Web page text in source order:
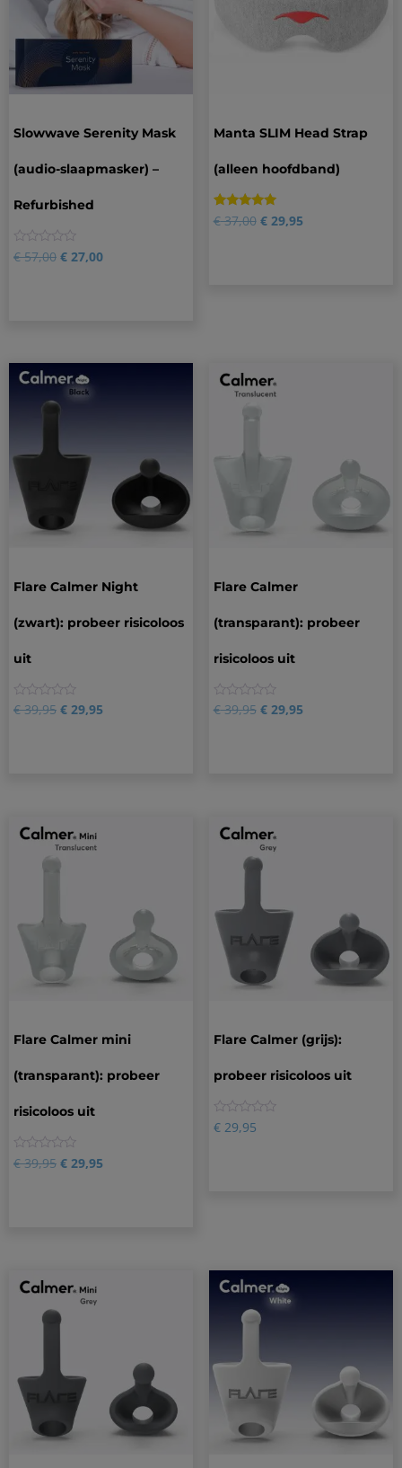
Slowwave Serenity Mask
(audio-slaapmasker) –
Refurbished
0
€57,00 € 27,00
Manta SLIM Head Strap
(alleen hoofdband)
Gewaardeerd
5.00
1
€37,00 €29,95
Flare Calmer Night
(zwart): probeer risicoloos
uit
0
€39,95 € 29,95
Flare Calmer
(transparant): probeer
risicoloos uit
0
€39,95 €29,95
Flare Calmer mini
(transparant): probeer
risicoloos uit
0
€39,95 € 29,95
Flare Calmer (grijs):
probeer risicoloos uit
0
€29,95